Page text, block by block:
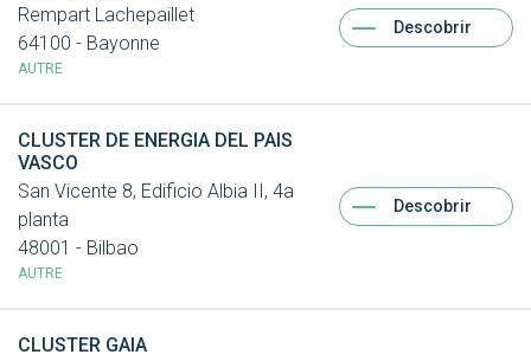
Rempart Lachepaillet
64100 - Bayonne
AUTRE
Descobrir
CLUSTER DE ENERGIA DEL PAIS
VASCO
San Vicente 8, Edificio Albia II, 4a
planta
48001 - Bilbao
AUTRE
Descobrir
CLUSTER GAIA